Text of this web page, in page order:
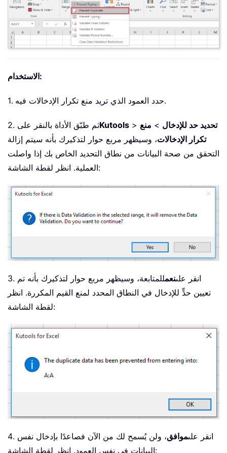
الاستخدام:
1. حدد العمود الذي تريد منع تكرار الإدخالات فيه.
2. ثم طبّق الأداة بالنقر علىKutools > تحديد حد للإدخال > منع
تكرار الإدخالات، وسيظهر مربع حوار لتذكيرك بأنه سيتم إزالة
التحقق من صحة البيانات من نطاق التحديد الخاص بك إذا واصلت
العملية. انظر لقطة الشاشة:
3. انقر علىنعمللمتابعة، وسيظهر مربع حوار لتذكيرك بأنه تم
تعيين حدٍّ للإدخال في النطاق المحدد لمنع القيم المكررة. انظر
لقطة الشاشة:
4. انقر علىموافق، ولن يُسمح لك من الآن فصاعدًا بإدخال نفس
البيانات في نفس العمود. انظر لقطة الشاشة: